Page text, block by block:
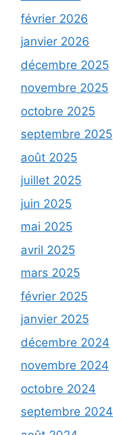
février 2026
janvier 2026
décembre 2025
novembre 2025
octobre 2025
septembre 2025
août 2025
juillet 2025
juin 2025
mai 2025
avril 2025
mars 2025
février 2025
janvier 2025
décembre 2024
novembre 2024
octobre 2024
septembre 2024